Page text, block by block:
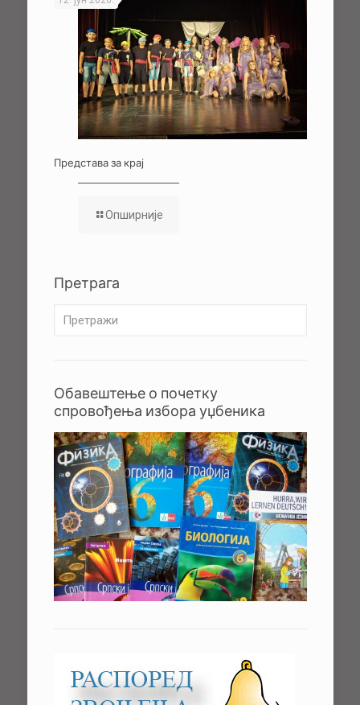
Представа за крај
Опширније
Претрага
Обавештење о почетку
спровођења избора уџбеника